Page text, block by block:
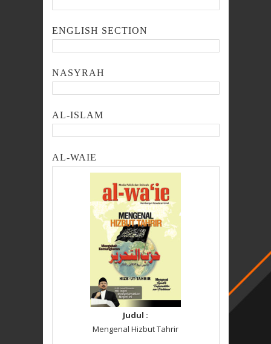
ENGLISH SECTION
NASYRAH
AL-ISLAM
AL-WAIE
Judul :
Mengenal Hizbut Tahrir